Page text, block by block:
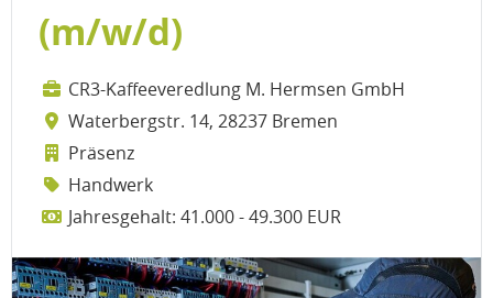
(m/w/d)
CR3-Kaffeeveredlung M. Hermsen GmbH
Waterbergstr. 14, 28237 Bremen
Präsenz
Handwerk
Jahresgehalt: 41.000 - 49.300 EUR